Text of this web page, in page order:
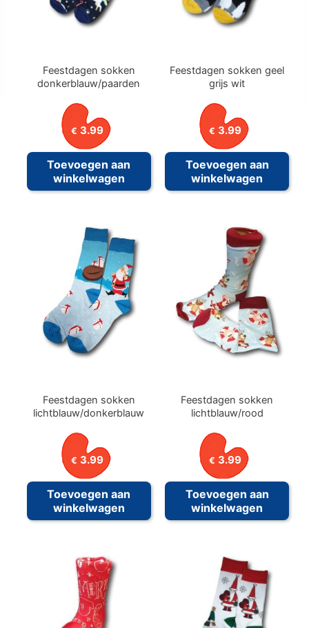
Feestdagen sokken
donkerblauw/paarden
€ 3.99
Toevoegen aan
winkelwagen
Feestdagen sokken geel
grijs wit
€ 3.99
Toevoegen aan
winkelwagen
Feestdagen sokken
lichtblauw/donkerblauw
€ 3.99
Toevoegen aan
winkelwagen
Feestdagen sokken
lichtblauw/rood
€ 3.99
Toevoegen aan
winkelwagen